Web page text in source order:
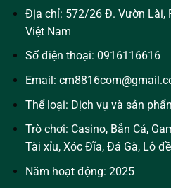
Địa chỉ: 572/26 Đ. Vườn Lài,
Việt Nam
Số điện thoại: 0916116616
Email:
Thể loại: Dịch vụ và sản
Trò chơi: Casino, Bắn Cá,
Tài xỉu, Xóc Đĩa, Đá Gà, Lô
Năm hoạt động: 2025